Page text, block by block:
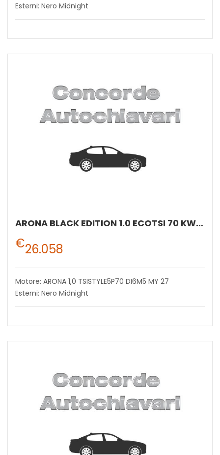
Esterni: Nero Midnight
ARONA BLACK EDITION 1.0 ECOTSI 70 KW (95 CV) BENZINA MANUALE 5 MARCE 2WD
€26.058
Motore: ARONA 1,0 TSISTYLE5P70 DI6M5 MY 27
Esterni: Nero Midnight